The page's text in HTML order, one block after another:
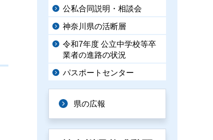
公私合同説明・相談会
神奈川県の活断層
令和7年度 公立中学校等卒
業者の進路の状況
パスポートセンター
県の広報